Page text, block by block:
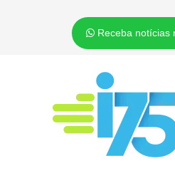
Receba notícias